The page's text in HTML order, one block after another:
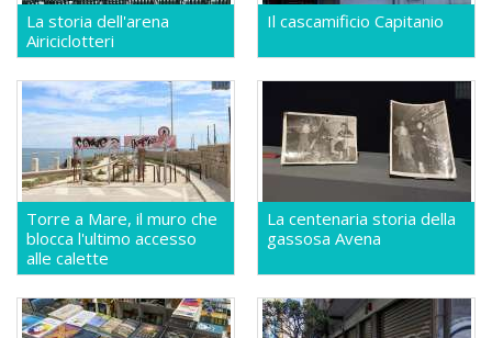
La storia dell'arena
Airiciclotteri
Il cascamificio Capitanio
Torre a Mare, il muro che
blocca l'ultimo accesso
alle calette
La centenaria storia della
gassosa Avena